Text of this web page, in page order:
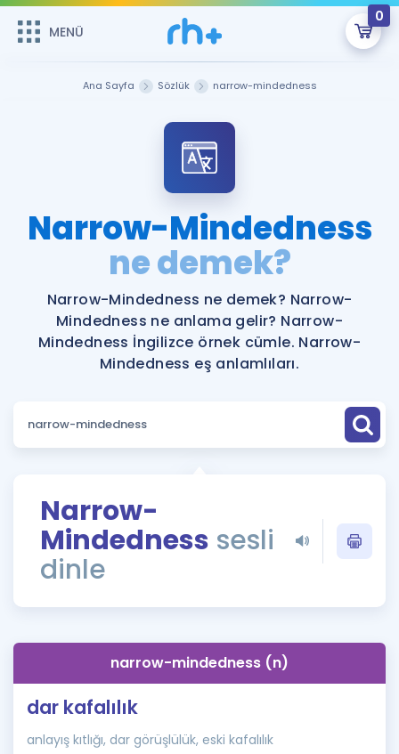
MENÜ
0
Şifremi Hatırlamıyorum
Sepetin Şu An Boş.
Remzi Hoca ile seni sınava hazırlayacak onlarca eğitim seni
bekliyor!
MENÜ
Faydalı Araçlar
Ücretsiz Kaynaklar
Kampanyalar
Blog
Blog
İngilizce Gramer
Kariyer
Ana Sayfa Sözlük narrow-mindedness
Narrow-Mindedness
ne demek?
Narrow-Mindedness ne demek? Narrow-
Mindedness ne anlama gelir? Narrow-
Mindedness İngilizce örnek cümle. Narrow-
Mindedness eş anlamlıları.
Narrow-
Mindedness sesli
dinle
narrow-mindedness (n)
dar kafalılık
anlayış kıtlığı, dar görüşlülük, eski kafalılık